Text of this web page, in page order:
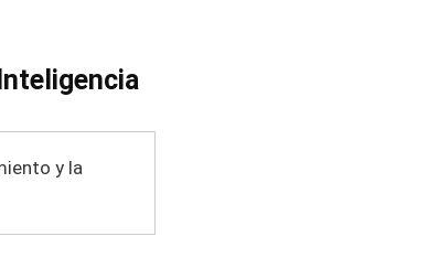
y la